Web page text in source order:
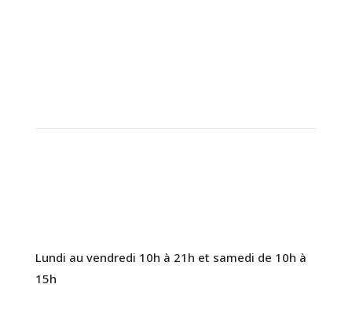
Lundi au vendredi 10h à 21h et samedi de 10h à
15h